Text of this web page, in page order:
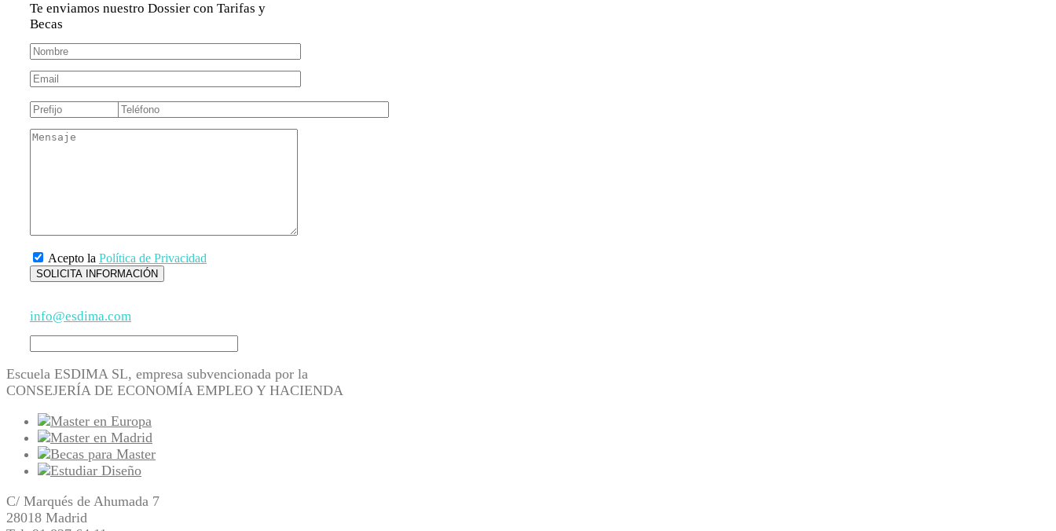
Te enviamos nuestro Dossier con Tarifas y
Becas
Acepto la Política de Privacidad
info@esdima.com
Escuela ESDIMA SL, empresa subvencionada por la
CONSEJERÍA DE ECONOMÍA EMPLEO Y HACIENDA
C/ Marqués de Ahumada 7
28018 Madrid